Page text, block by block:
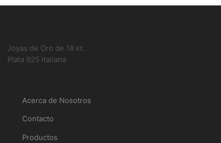
Joyas de Oro de 18 kt.
Plata 925 Italiana
Acerca de Nosotros
Contacto
Productos